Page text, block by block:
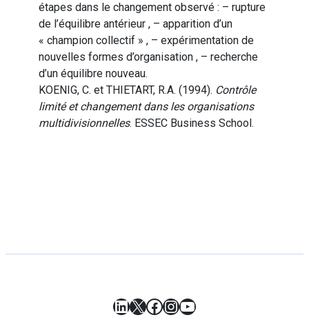
étapes dans le changement observé : – rupture
de l’équilibre antérieur , – apparition d’un
« champion collectif » , – expérimentation de
nouvelles formes d’organisation , – recherche
d’un équilibre nouveau.
KOENIG, C. et THIETART, R.A. (1994). Contrôle
limité et changement dans les organisations
multidivisionnelles. ESSEC Business School.
LinkedIn
X Facebook
Instagram
YouTube